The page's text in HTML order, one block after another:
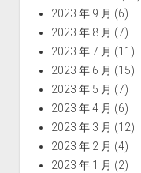
2023 年 9 月 (6)
2023 年 8 月 (7)
2023 年 7 月 (11)
2023 年 6 月 (15)
2023 年 5 月 (7)
2023 年 4 月 (6)
2023 年 3 月 (12)
2023 年 2 月 (4)
2023 年 1 月 (2)